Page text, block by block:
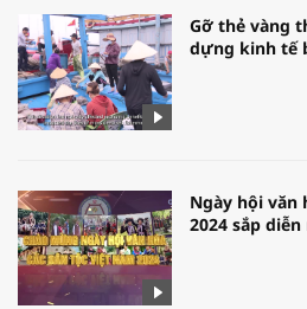
Gỡ thẻ vàng
dựng kinh tế
Ngày hội văn
2024 sắp